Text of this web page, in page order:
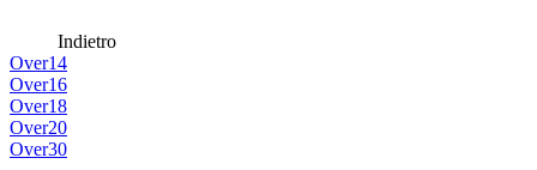
Indietro
Over14
Over16
Over18
Over20
Over30